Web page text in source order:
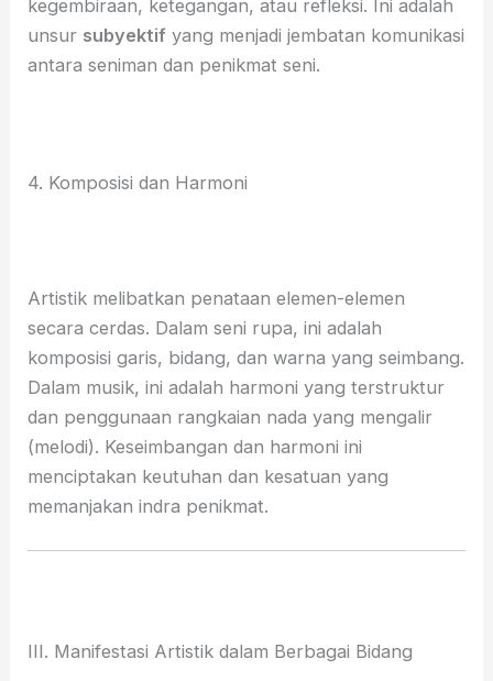
kegembiraan, ketegangan, atau refleksi. Ini adalah
unsur subyektif yang menjadi jembatan komunikasi
antara seniman dan penikmat seni.
4. Komposisi dan Harmoni
Artistik melibatkan penataan elemen-elemen
secara cerdas. Dalam seni rupa, ini adalah
komposisi garis, bidang, dan warna yang seimbang.
Dalam musik, ini adalah harmoni yang terstruktur
dan penggunaan rangkaian nada yang mengalir
(melodi). Keseimbangan dan harmoni ini
menciptakan keutuhan dan kesatuan yang
memanjakan indra penikmat.
III. Manifestasi Artistik dalam Berbagai Bidang